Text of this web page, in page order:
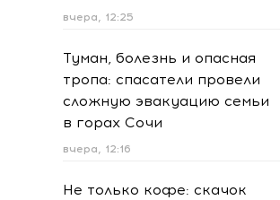
вчера, 12:25
Туман, болезнь и опасная
тропа: спасатели провели
сложную эвакуацию семьи
в горах Сочи
вчера, 12:16
Не только кофе: скачок